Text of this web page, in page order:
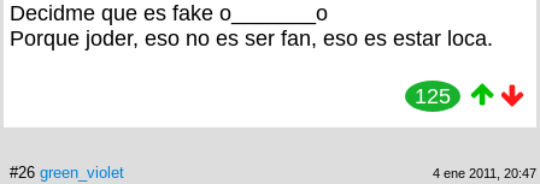
Decidme que es fake o_______o
Porque joder, eso no es ser fan, eso es estar loca.
125
#26 green_violet 4 ene 2011, 20:47